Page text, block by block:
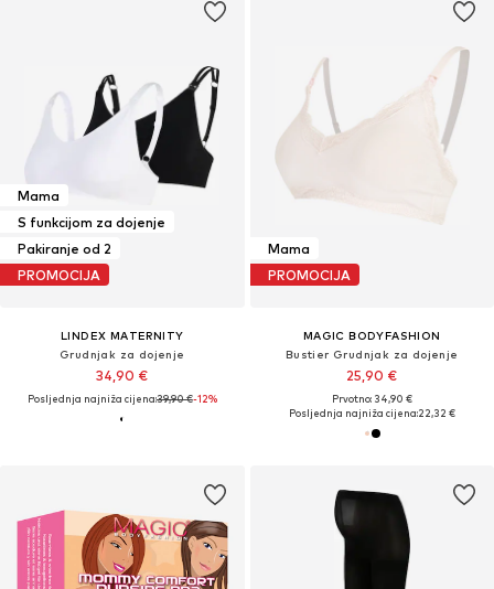
Mama
S funkcijom za dojenje
Pakiranje od 2
PROMOCIJA
LINDEX MATERNITY
Grudnjak za dojenje
34,90 €
Posljednja najniža cijena:39,90 €-12%
Mama
PROMOCIJA
MAGIC BODYFASHION
Bustier Grudnjak za dojenje
25,90 €
Prvotno: 34,90 €
Posljednja najniža cijena:22,32 €